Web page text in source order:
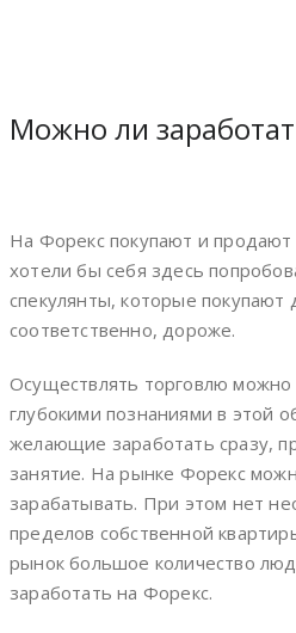
Можно ли
На Форекс покупают и продают
хотели бы себя здесь
спекулянты, которые
соответственно, дороже.
Осуществлять торговлю можно
глубокими познаниями в этой
желающие заработать сразу,
занятие. На рынке Форекс
зарабатывать. При этом нет
пределов собственной
рынок большое количество
заработать на Форекс.